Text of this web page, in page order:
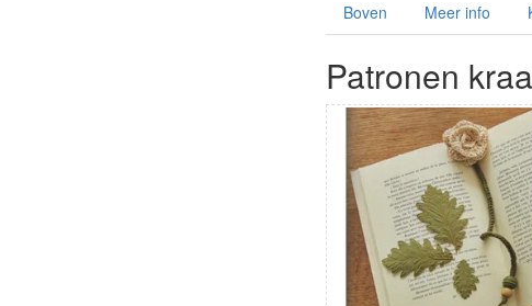
Boven Meer info
Patronen